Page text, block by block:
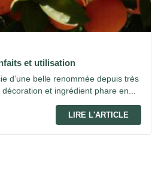
et utilisation
d’une belle renommée depuis très
et ingrédient phare en...
LIRE L'ARTICLE